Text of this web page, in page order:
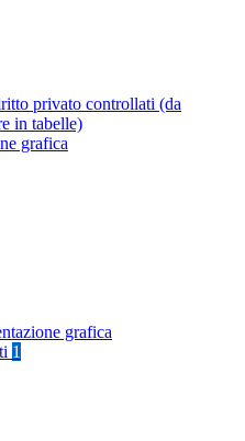
privato controllati (da
in tabelle)
grafica
grafica
1